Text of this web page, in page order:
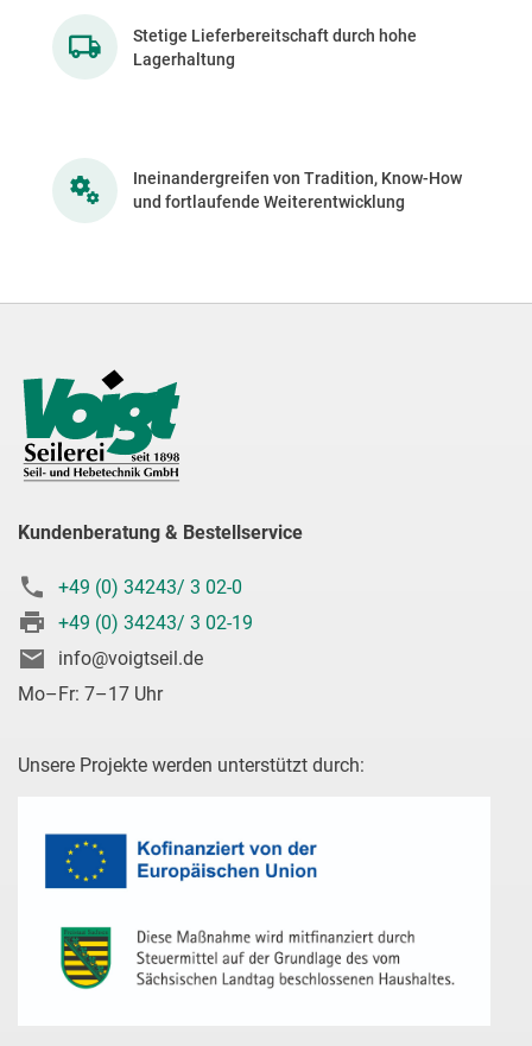
Stetige Lieferbereitschaft durch hohe
Lagerhaltung
Ineinandergreifen von Tradition, Know-How
und fortlaufende Weiterentwicklung
Kundenberatung & Bestellservice
+49 (0) 34243/ 3 02-0
+49 (0) 34243/ 3 02-19
info@voigtseil.de
Mo–Fr: 7–17 Uhr
Unsere Projekte werden unterstützt durch: